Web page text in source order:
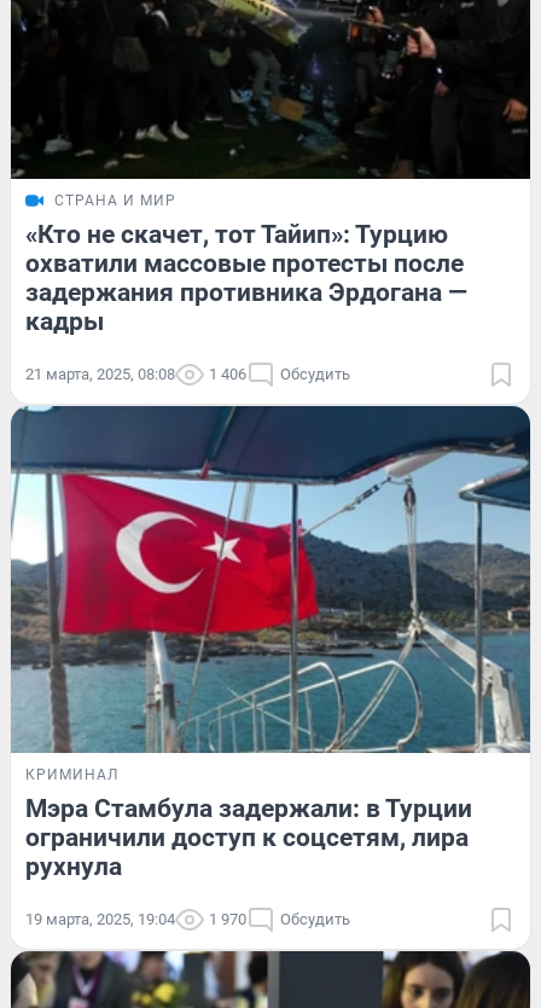
СТРАНА И МИР
«Кто не скачет, тот Тайип»: Турцию
охватили массовые протесты после
задержания противника Эрдогана —
кадры
21 марта, 2025, 08:08 1 406 Обсудить
КРИМИНАЛ
Мэра Стамбула задержали: в Турции
ограничили доступ к соцсетям, лира
рухнула
19 марта, 2025, 19:04 1 970 Обсудить